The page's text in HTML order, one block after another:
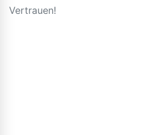
Vertrauen!